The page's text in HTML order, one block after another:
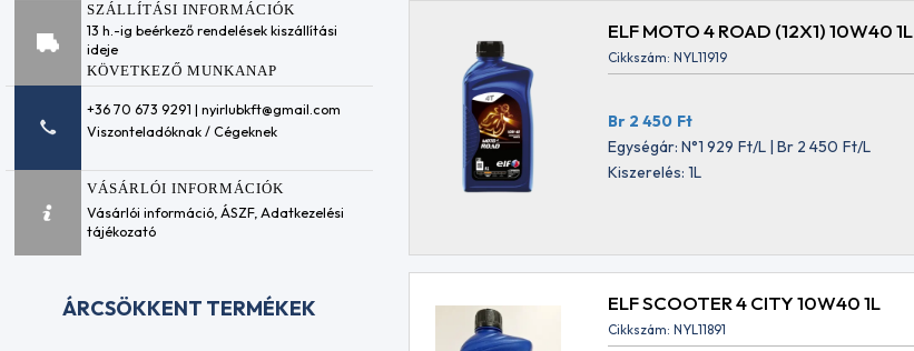
SZÁLLÍTÁSI INFORMÁCIÓK
13 h.-ig beérkező rendelések kiszállítási
ideje
KÖVETKEZŐ MUNKANAP
+36 70 673 9291 | nyirlubkft@gmail.com
Viszonteladóknak / Cégeknek
VÁSÁRLÓI INFORMÁCIÓK
Vásárlói információ,ÁSZF,Adatkezelési
tájékozató
ÁRCSÖKKENT TERMÉKEK
ELF MOTO 4 ROAD (12X1) 10W40 1L
Cikkszám: NYL11919
Br 2 450 Ft
Egységár: N°1 929 Ft/L | Br 2 450 Ft/L
Kiszerelés: 1L
ELF SCOOTER 4 CITY 10W40 1L
Cikkszám: NYL11891